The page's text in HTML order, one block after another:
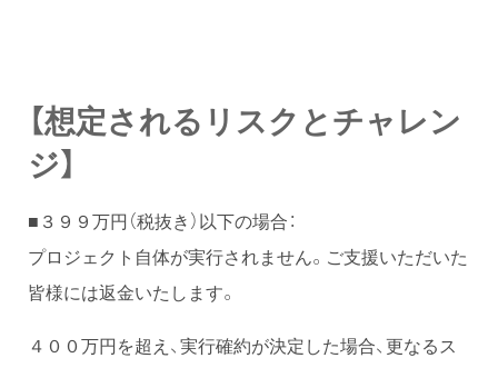
【想定されるリスクとチャレン
ジ】
■３９９万円（税抜き）以下の場合：
プロジェクト自体が実行されません。ご支援いただいた
皆様には返金いたします。
４００万円を超え、実行確約が決定した場合、更なるス